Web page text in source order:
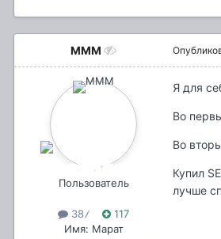
MMM
Пользователь
387
117
Имя: Марат
Я для
Во
Во
Купил
лучше